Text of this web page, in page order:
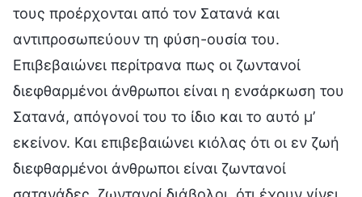
τους προέρχονται από τον Σατανά και
αντιπροσωπεύουν τη φύση-ουσία του.
Επιβεβαιώνει περίτρανα πως οι ζωντανοί
διεφθαρμένοι άνθρωποι είναι η ενσάρκωση του
Σατανά, απόγονοί του το ίδιο και το αυτό μ’
εκείνον. Και επιβεβαιώνει κιόλας ότι οι εν ζωή
διεφθαρμένοι άνθρωποι είναι ζωντανοί